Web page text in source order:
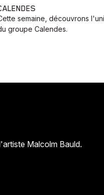
semaine, découvrons
groupe Calendes.
Malcolm Bauld.